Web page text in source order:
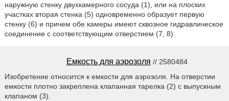
наружную стенку двухкамерного сосуда (1), или на плоских
участках вторая стенка (5) одновременно образует первую
стенку (6) и причем обе камеры имеют сквозное гидравлическое
соединение с соответствующим отверстием (7, 8).
Емкость для аэрозоля // 2580484
Изобретение относится к емкости для аэрозоля. На отверстии
емкости плотно закреплена клапанная тарелка (2) с выпускным
клапаном (3).